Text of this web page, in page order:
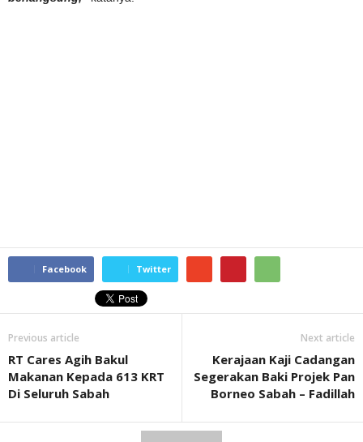
Facebook Twitter
Previous article
RT Cares Agih Bakul
Makanan Kepada 613 KRT
Di Seluruh Sabah
Next article
Kerajaan Kaji Cadangan
Segerakan Baki Projek Pan
Borneo Sabah – Fadillah